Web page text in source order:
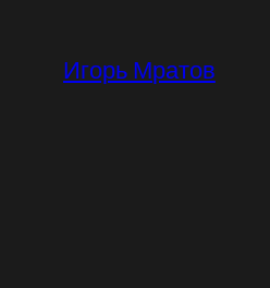
содержимому
Игорь Мратов